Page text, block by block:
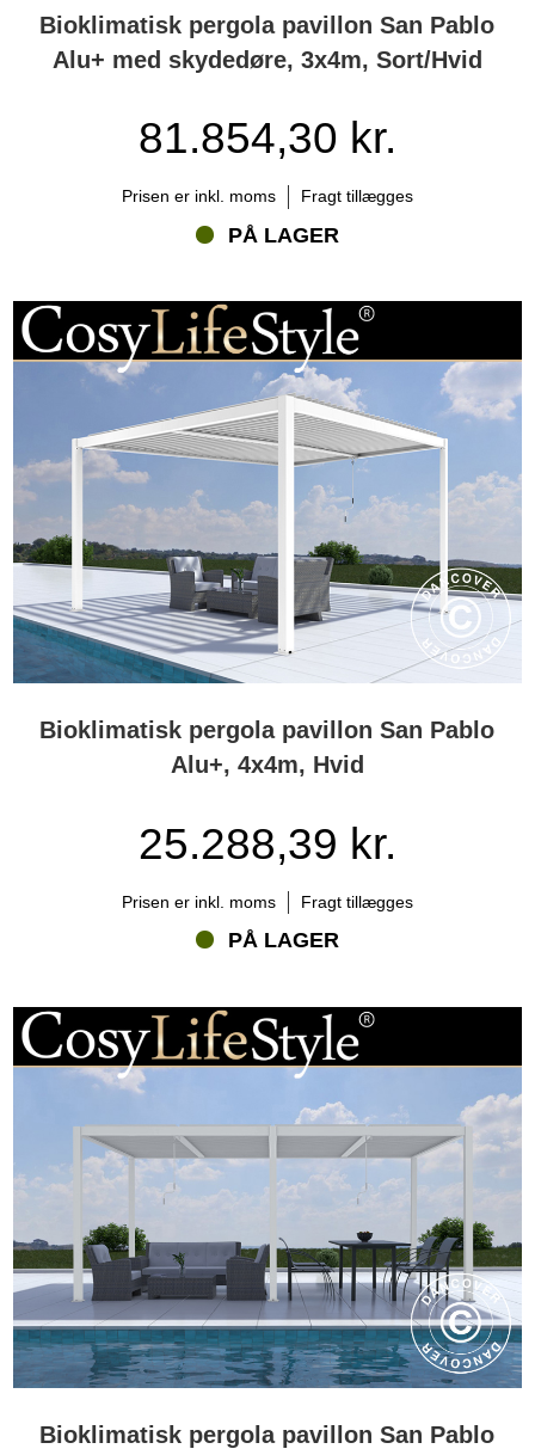
Bioklimatisk pergola pavillon San Pablo
Alu+ med skydedøre, 3x4m, Sort/Hvid
81.854,30 kr.
Prisen er inkl. moms Fragt tillægges
PÅ LAGER
Bioklimatisk pergola pavillon San Pablo
Alu+, 4x4m, Hvid
25.288,39 kr.
Prisen er inkl. moms Fragt tillægges
PÅ LAGER
Bioklimatisk pergola pavillon San Pablo